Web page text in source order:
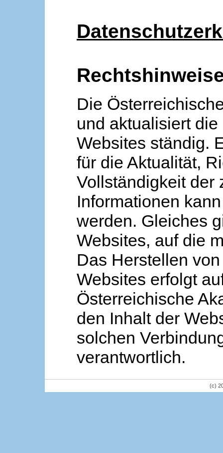
Die
und aktualisiert
Websites ständig.
für die Aktualität,
Vollständigkeit der
Informationen
werden. Gleiches
Websites, auf die
Das Herstellen
Websites erfolgt
Österreichische
den Inhalt der
solchen
verantwortlich.
(c)